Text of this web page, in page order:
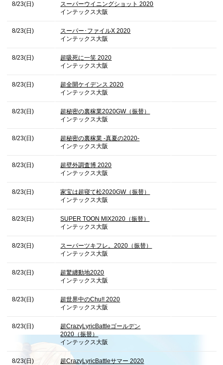
8/23(日)
スーパーウイニングショット 2020
インテックス大阪
8/23(日)
スーパー･ファイルX 2020
インテックス大阪
8/23(日)
超吸死に一笑 2020
インテックス大阪
8/23(日)
超全開ケイデンス 2020
インテックス大阪
8/23(日)
超秘密の裏稼業2020GW（振替）
インテックス大阪
8/23(日)
超秘密の裏稼業 -真夏の2020-
インテックス大阪
8/23(日)
超壁外調査博 2020
インテックス大阪
8/23(日)
家宝は超寝て松2020GW（振替）
インテックス大阪
8/23(日)
SUPER TOON MIX2020（振替）
インテックス大阪
8/23(日)
スーパーツキフレ。2020（振替）
インテックス大阪
8/23(日)
超驚纏動地2020
インテックス大阪
8/23(日)
超世界中のChu!! 2020
インテックス大阪
8/23(日)
超CrazyLyricBattleゴールデン
2020（振替）
インテックス大阪
8/23(日) 超CrazyLyricBattleサマー 2020